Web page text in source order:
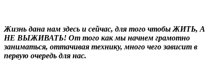
Жизнь дана нам здесь и сейчас, для того чтобы ЖИТЬ, А
НЕ ВЫЖИВАТЬ! От того как мы начнем грамотно
заниматься, оттачивая технику, много чего зависит в
первую очередь для нас.